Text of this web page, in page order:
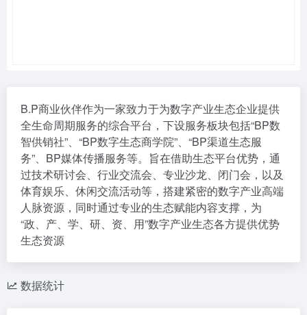
B.P商业伙伴作为一家致力于为数字产业生态企业提供
全生命周期服务的综合平台，下设服务板块包括“BP数
智供销社”、“BP数字生态商学院”、“BP渠道生态服
务”、BP媒体传播服务等。旨在借助生态平台优势，通
过技术研讨会、行业交流会、专业沙龙、闭门会，以及
体育娱乐、休闲交流活动等，搭建紧密的数字产业高端
人脉资源，同时通过专业的生态赋能内容支撑，为
“政、产、学、研、资、用”数字产业生态各方提供优势
生态资源
数据统计